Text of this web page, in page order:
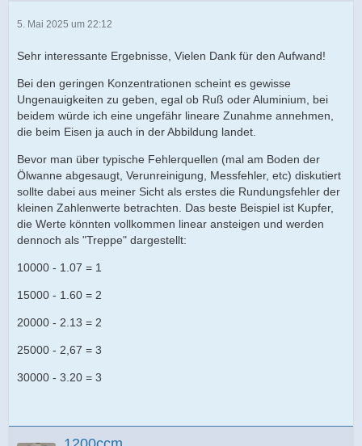
5. Mai 2025 um 22:12
Sehr interessante Ergebnisse, Vielen Dank für den Aufwand!
Bei den geringen Konzentrationen scheint es gewisse
Ungenauigkeiten zu geben, egal ob Ruß oder Aluminium, bei
beidem würde ich eine ungefähr lineare Zunahme annehmen,
die beim Eisen ja auch in der Abbildung landet.
Bevor man über typische Fehlerquellen (mal am Boden der
Ölwanne abgesaugt, Verunreinigung, Messfehler, etc) diskutiert
sollte dabei aus meiner Sicht als erstes die Rundungsfehler der
kleinen Zahlenwerte betrachten. Das beste Beispiel ist Kupfer,
die Werte könnten vollkommen linear ansteigen und werden
dennoch als "Treppe" dargestellt:
10000 - 1.07 = 1
15000 - 1.60 = 2
20000 - 2.13 = 2
25000 - 2,67 = 3
30000 - 3.20 = 3